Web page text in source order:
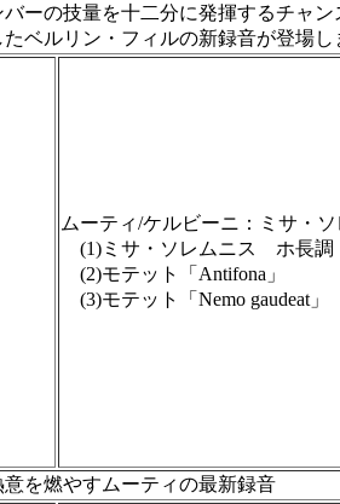
ーの技量を十二分に発揮するチャ
ベルリン・フィルの新録音が登場し
ムーティ/ケルビーニ：ミサ・
(1)ミサ・ソレムニス ホ長調
(2)モテット「Antifona」
(3)モテット「Nemo gaudeat」
を燃やすムーティの最新録音